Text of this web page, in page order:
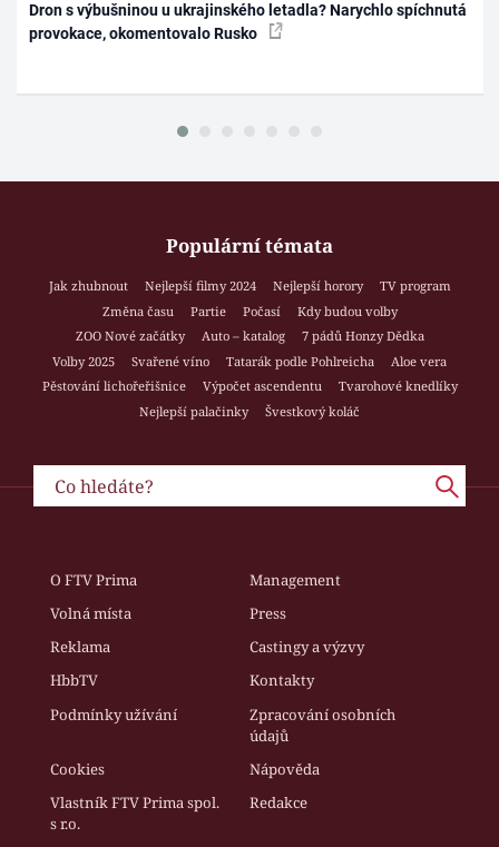
Dron s výbušninou u ukrajinského letadla? Narychlo spíchnutá
provokace, okomentovalo Rusko
Populární témata
Jak zhubnout Nejlepší filmy 2024 Nejlepší horory
TV program
Změna času
Partie Počasí
Kdy budou volby
ZOO Nové začátky
Auto – katalog
7 pádů Honzy Dědka
Volby 2025
Svařené víno Tatarák podle Pohlreicha
Aloe vera
Pěstování lichořeřišnice
Výpočet ascendentu
Tvarohové knedlíky
Nejlepší palačinky
Švestkový koláč
O FTV Prima
Management
Volná místa
Press
Reklama
Castingy a výzvy
HbbTV
Kontakty
Podmínky užívání
Zpracování osobních
údajů
Cookies
Nápověda
Vlastník FTV Prima spol.
s r.o.
Redakce